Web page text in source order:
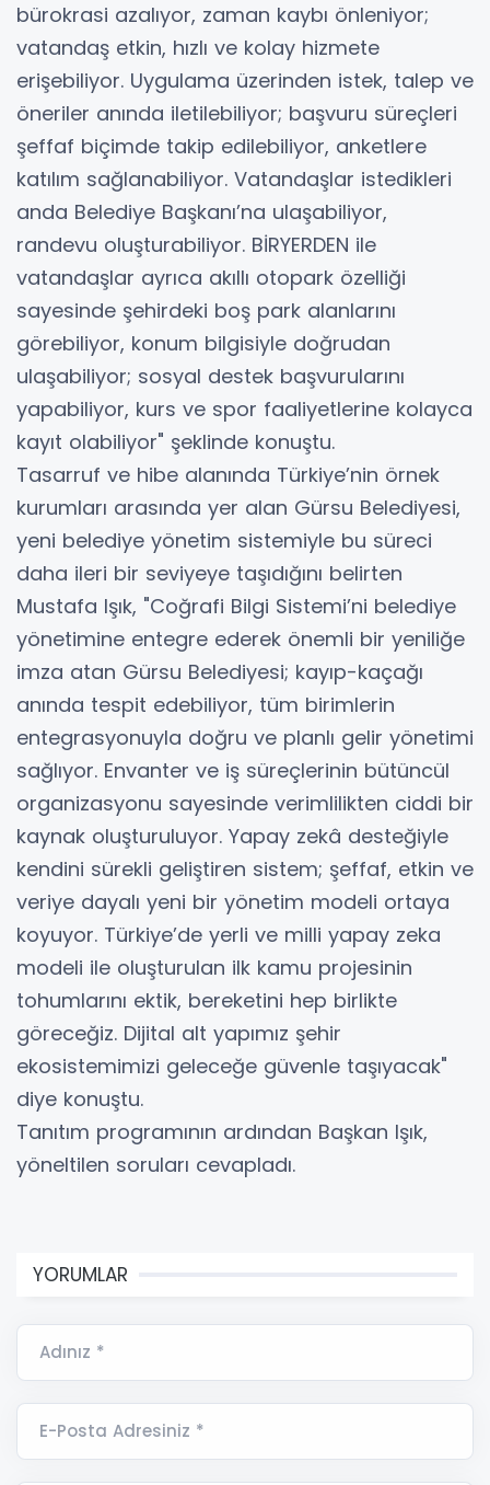
bürokrasi azalıyor, zaman kaybı önleniyor;
vatandaş etkin, hızlı ve kolay hizmete
erişebiliyor. Uygulama üzerinden istek, talep ve
öneriler anında iletilebiliyor; başvuru süreçleri
şeffaf biçimde takip edilebiliyor, anketlere
katılım sağlanabiliyor. Vatandaşlar istedikleri
anda Belediye Başkanı’na ulaşabiliyor,
randevu oluşturabiliyor. BİRYERDEN ile
vatandaşlar ayrıca akıllı otopark özelliği
sayesinde şehirdeki boş park alanlarını
görebiliyor, konum bilgisiyle doğrudan
ulaşabiliyor; sosyal destek başvurularını
yapabiliyor, kurs ve spor faaliyetlerine kolayca
kayıt olabiliyor" şeklinde konuştu.
Tasarruf ve hibe alanında Türkiye’nin örnek
kurumları arasında yer alan Gürsu Belediyesi,
yeni belediye yönetim sistemiyle bu süreci
daha ileri bir seviyeye taşıdığını belirten
Mustafa Işık, "Coğrafi Bilgi Sistemi’ni belediye
yönetimine entegre ederek önemli bir yeniliğe
imza atan Gürsu Belediyesi; kayıp-kaçağı
anında tespit edebiliyor, tüm birimlerin
entegrasyonuyla doğru ve planlı gelir yönetimi
sağlıyor. Envanter ve iş süreçlerinin bütüncül
organizasyonu sayesinde verimlilikten ciddi bir
kaynak oluşturuluyor. Yapay zekâ desteğiyle
kendini sürekli geliştiren sistem; şeffaf, etkin ve
veriye dayalı yeni bir yönetim modeli ortaya
koyuyor. Türkiye’de yerli ve milli yapay zeka
modeli ile oluşturulan ilk kamu projesinin
tohumlarını ektik, bereketini hep birlikte
göreceğiz. Dijital alt yapımız şehir
ekosistemimizi geleceğe güvenle taşıyacak"
diye konuştu.
Tanıtım programının ardından Başkan Işık,
yöneltilen soruları cevapladı.
YORUMLAR
Adınız *
E-Posta Adresiniz *